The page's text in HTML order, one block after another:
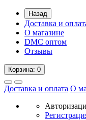
Назад
Доставка и
О магазине
DMC оптом
Отзывы
Корзина: 0
Доставка и оплата О